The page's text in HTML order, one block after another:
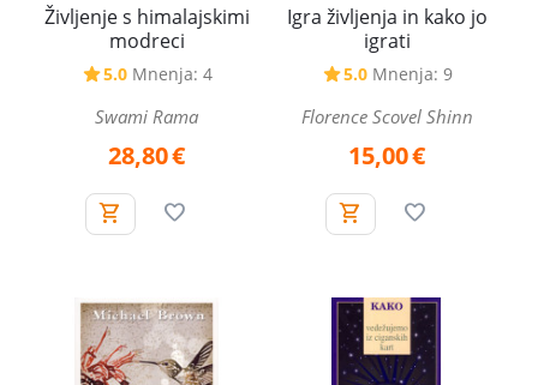
Življenje s himalajskimi
modreci
5.0 Mnenja: 4
Swami Rama
28,80€
Igra življenja in kako jo
igrati
5.0 Mnenja: 9
Florence Scovel Shinn
15,00€